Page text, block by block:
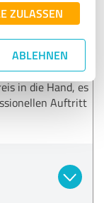
ZULASSEN
ABLEHNEN
Jederzeit würde
kann sie
mit eingebracht
wie ich sie
in die Hand, es
Auftritt